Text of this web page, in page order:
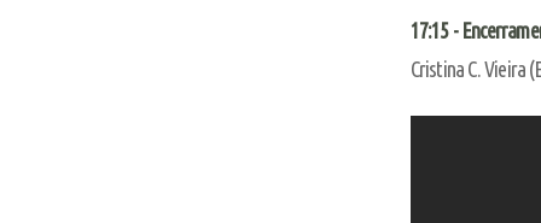
17:15 -
Cristina C. Vieira